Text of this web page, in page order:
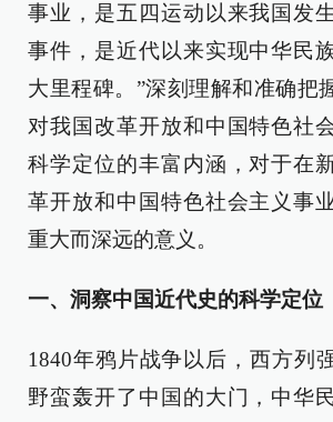
事业，是五四运动以来我国发
事件，是近代以来实现中华民
大里程碑。”深刻理解和准确把
对我国改革开放和中国特色社
科学定位的丰富内涵，对于在
革开放和中国特色社会主义事
重大而深远的意义。
一、洞察中国近代史的科学定位
1840年鸦片战争以后，西方列
野蛮轰开了中国的大门，中华